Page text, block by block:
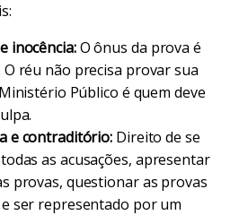
inocência:O ônus da prova é
O réu não precisa provar sua
Público é quem deve
e contraditório: Direito de se
as acusações, apresentar
provas, questionar as provas
e ser representado por um